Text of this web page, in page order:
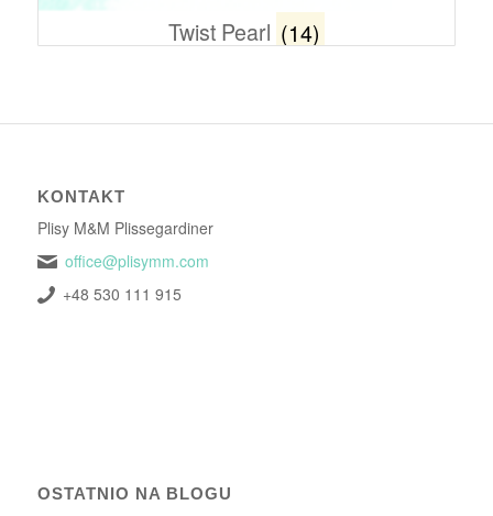
Twist Pearl (14)
KONTAKT
Plisy M&M Plissegardiner
office@plisymm.com
+48 530 111 915
OSTATNIO NA BLOGU